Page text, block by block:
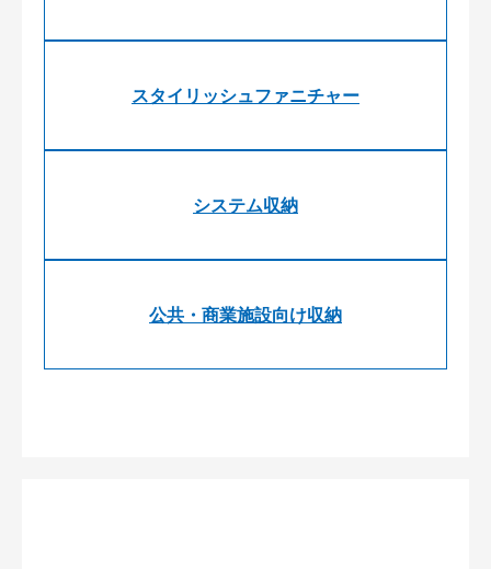
スタイリッシュファニチャー
システム収納
公共・商業施設向け収納